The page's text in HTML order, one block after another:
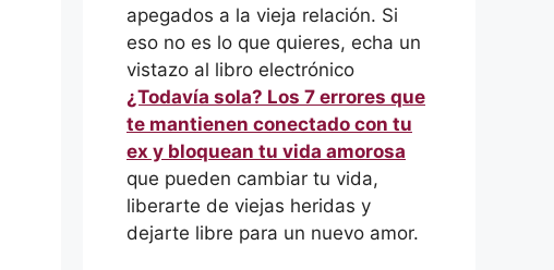
apegados a la vieja relación. Si
eso no es lo que quieres, echa un
vistazo al libro electrónico
¿Todavía sola? Los 7 errores que
te mantienen conectado con tu
ex y bloquean tu vida amorosa
que pueden cambiar tu vida,
liberarte de viejas heridas y
dejarte libre para un nuevo amor.